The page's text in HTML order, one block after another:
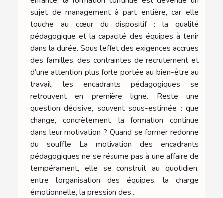
sujet de management à part entière, car elle
touche au cœur du dispositif : la qualité
pédagogique et la capacité des équipes à tenir
dans la durée. Sous l’effet des exigences accrues
des familles, des contraintes de recrutement et
d’une attention plus forte portée au bien-être au
travail, les encadrants pédagogiques se
retrouvent en première ligne. Reste une
question décisive, souvent sous-estimée : que
change, concrètement, la formation continue
dans leur motivation ? Quand se former redonne
du souffle La motivation des encadrants
pédagogiques ne se résume pas à une affaire de
tempérament, elle se construit au quotidien,
entre l’organisation des équipes, la charge
émotionnelle, la pression des...